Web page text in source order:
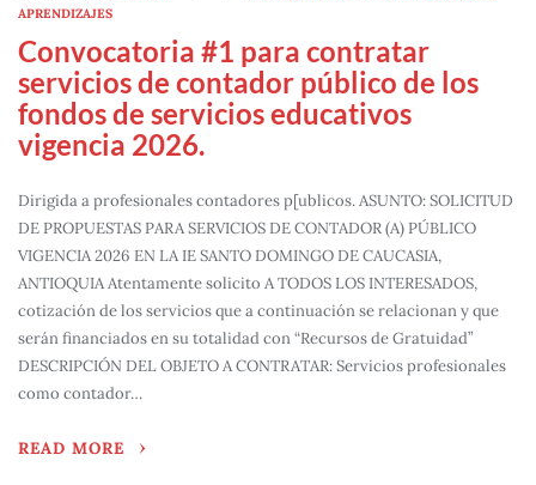
APRENDIZAJES
Convocatoria #1 para contratar
servicios de contador público de los
fondos de servicios educativos
vigencia 2026.
Dirigida a profesionales contadores p[ublicos. ASUNTO: SOLICITUD
DE PROPUESTAS PARA SERVICIOS DE CONTADOR (A) PÚBLICO
VIGENCIA 2026 EN LA IE SANTO DOMINGO DE CAUCASIA,
ANTIOQUIA Atentamente solicito A TODOS LOS INTERESADOS,
cotización de los servicios que a continuación se relacionan y que
serán financiados en su totalidad con “Recursos de Gratuidad”
DESCRIPCIÓN DEL OBJETO A CONTRATAR: Servicios profesionales
como contador…
READ MORE